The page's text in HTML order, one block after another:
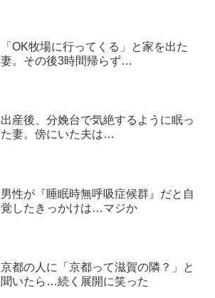
「OK牧場に行ってくる」と家を出た
妻。その後3時間帰らず…
出産後、分娩台で気絶するように眠っ
た妻。傍にいた夫は…
男性が『睡眠時無呼吸症候群』だと自
覚したきっかけは…マジか
京都の人に「京都って滋賀の隣？」と
聞いたら…続く展開に笑った